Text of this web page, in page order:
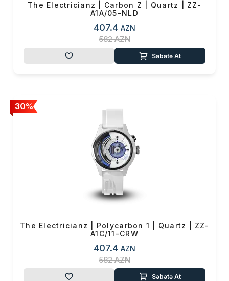
The Electricianz | Carbon Z | Quartz | ZZ-
A1A/05-NLD
407.4 AZN
582AZN
Səbətə At
30%
The Electricianz | Polycarbon 1 | Quartz | ZZ-
A1C/11-CRW
407.4 AZN
582AZN
Səbətə At